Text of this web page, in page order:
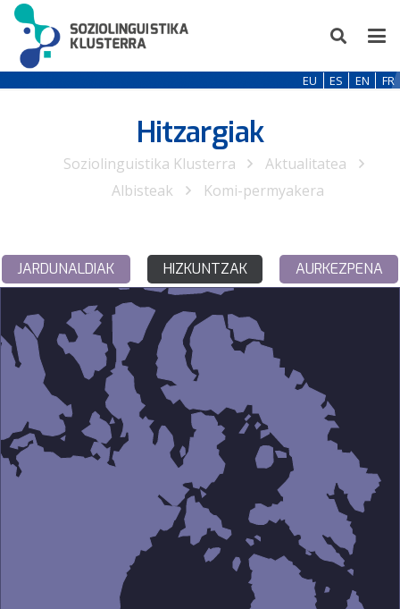
EU ES EN FR
Hitzargiak
Soziolinguistika Klusterra
Aktualitatea
Albisteak
Komi-permyakera
JARDUNALDIAK HIZKUNTZAK AURKEZPENA